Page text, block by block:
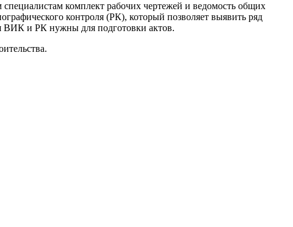
комплект рабочих чертежей и ведомость общих
контроля (РК), который позволяет выявить ряд
ВИК и РК нужны для подготовки актов.